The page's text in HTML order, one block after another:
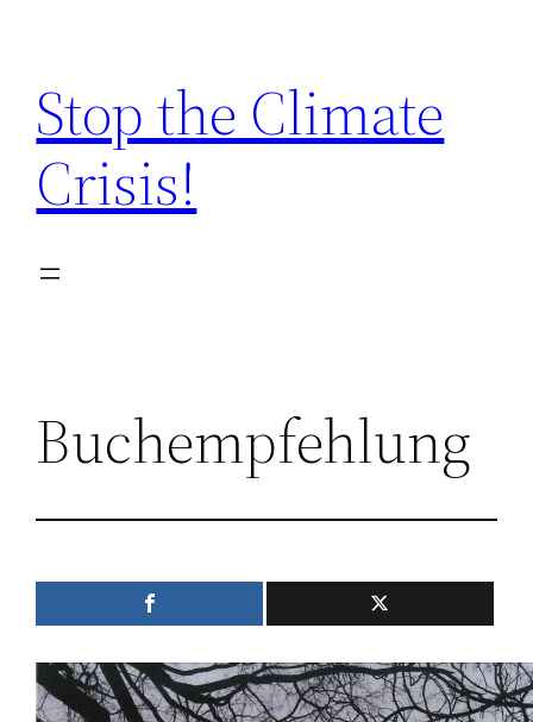
springen
Stop the Climate
Crisis!
Buchempfehlung